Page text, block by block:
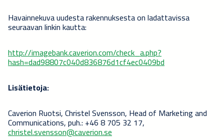
Havainnekuva uudesta rakennuksesta on ladattavissa
seuraavan linkin kautta:
http://imagebank.caverion.com/check_a.php?
hash=dad98807c040d836876d1cf4ec0409bd
Lisätietoja:
Caverion Ruotsi, Christel Svensson, Head of Marketing and
Communications, puh.: +46 8 705 32 17,
christel.svensson@caverion.se